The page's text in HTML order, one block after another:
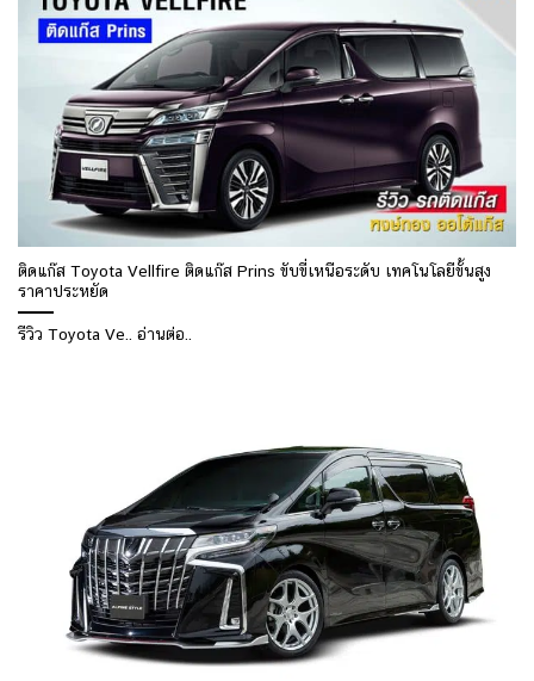
ติดแก๊ส Toyota Vellfire ติดแก๊ส Prins ขับขี่เหนือระดับ เทคโนโลยีขั้นสูง
ราคาประหยัด
รีวิว Toyota Ve.. อ่านต่อ..